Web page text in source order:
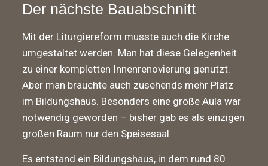
Der nächste Bauabschnitt
Mit der Liturgiereform musste auch die Kirche
umgestaltet werden. Man hat diese Gelegenheit
zu einer kompletten Innenrenovierung genutzt.
Aber man brauchte auch zusehends mehr Platz
im Bildungshaus. Besonders eine große Aula war
notwendig geworden – bisher gab es als einzigen
großen Raum nur den Speisesaal.
Es entstand ein Bildungshaus, in dem rund 80